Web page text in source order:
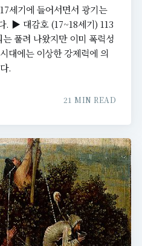
세기에 들어서면서 광기는
. ▶ 대감호 (17~18세기) 113
풀려 나왔지만 이미 폭력성
대에는 이상한 강제력에 의
.
21 MIN READ